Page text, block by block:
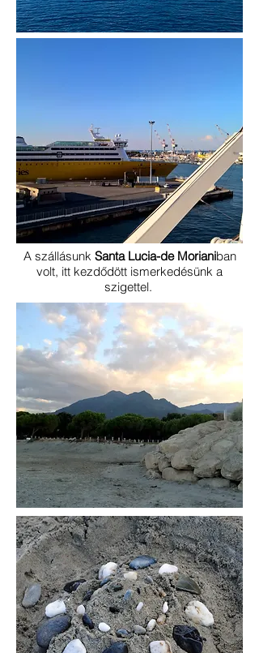
A szállásunk Santa Lucia-de Morianiban
volt, itt kezdődött ismerkedésünk a
szigettel.